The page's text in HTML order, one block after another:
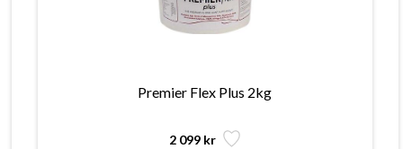
Premier Flex Plus 2kg
2 099 kr